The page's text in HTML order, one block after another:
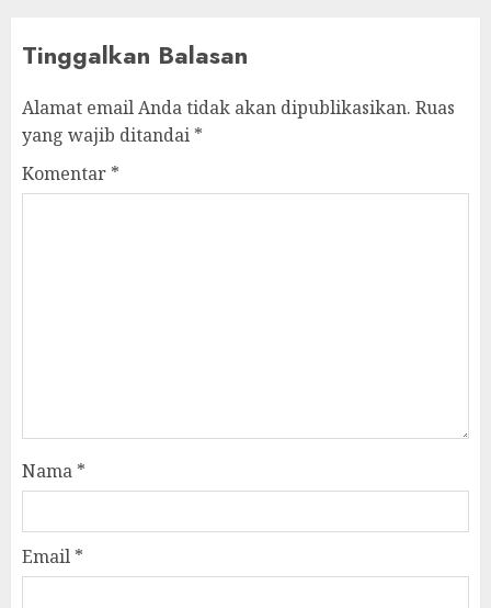
Tinggalkan Balasan
Alamat email Anda tidak akan dipublikasikan. Ruas
yang wajib ditandai *
Komentar *
Nama *
Email *